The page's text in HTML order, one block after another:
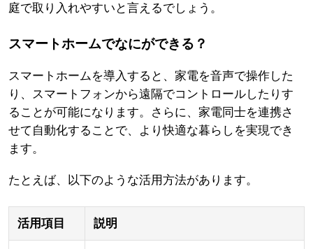
庭で取り入れやすいと言えるでしょう。
スマートホームでなにができる？
スマートホームを導入すると、家電を音声で操作した
り、スマートフォンから遠隔でコントロールしたりす
ることが可能になります。さらに、家電同士を連携さ
せて自動化することで、より快適な暮らしを実現でき
ます。
たとえば、以下のような活用方法があります。
活用項目 説明